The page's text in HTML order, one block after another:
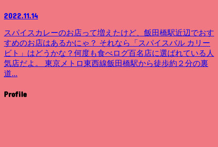
2022.11.14
スパイスカレーのお店って増えたけど、飯田橋駅近辺でおす
すめのお店はあるかにゃ？ それなら「スパイスバル カリー
ビト」はどうかな？何度も食べログ百名店に選ばれている人
気店だよ。 東京メトロ東西線飯田橋駅から徒歩約２分の裏
道...
Profile